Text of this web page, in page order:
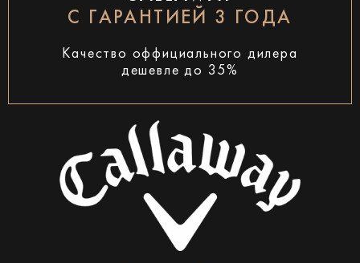
С ГАРАНТИЕЙ 3 ГОДА
Качество оффициального дилера
дешевле до 35%